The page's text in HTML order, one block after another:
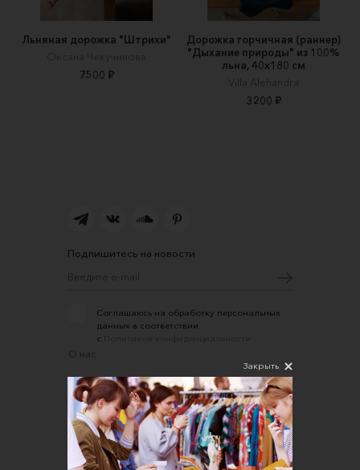
Льняная дорожка "Штрихи"
Оксана Чекучинова
7500 ₽
Дорожка горчичная (раннер)
"Дыхание природы" из 100%
льна, 40х180 см
Villa Alehandra
3200 ₽
Подпишитесь на новости
Соглашаюсь на обработку персональных
данных в соответствии
с
О нас
Открыть магазин
Участие в офлайн-маркете
FAQ
Требования к фотографиям
Закрыть